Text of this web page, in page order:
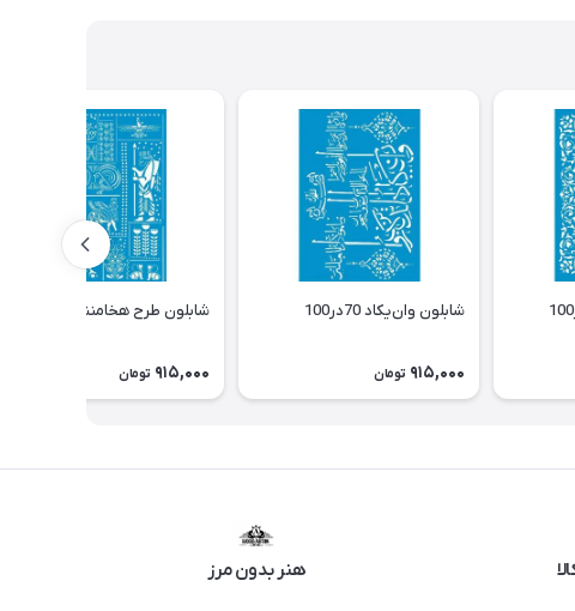
شابلون وان‌یکاد 70در100
915,000 تومان
شابلون طرح هخامنشی 70در100
915,000 تومان
هنر بدون مرز